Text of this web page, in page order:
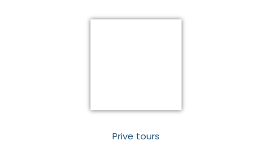
Prive tours